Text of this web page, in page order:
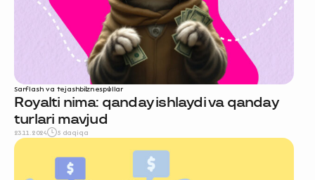
Sarflash va tejashbiznespullar
Royalti nima: qanday ishlaydi va qanday
turlari mavjud
23.11.2024 5 daqiqa